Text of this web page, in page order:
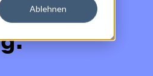
Ablehnen
in